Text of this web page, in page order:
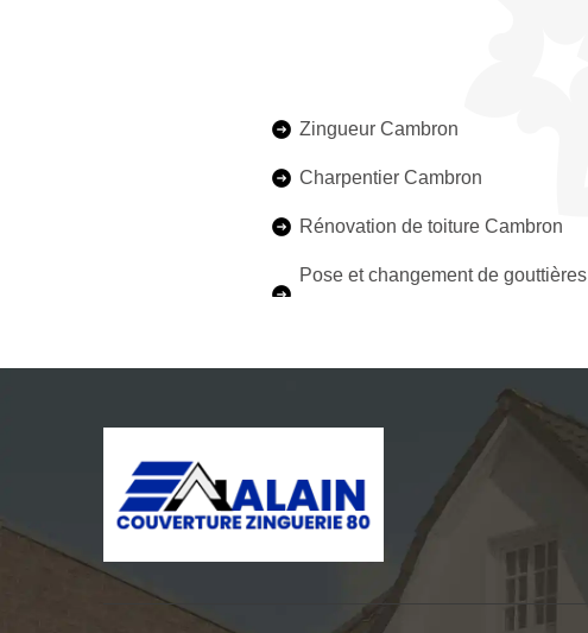
Zingueur Cambron
Charpentier Cambron
Rénovation de toiture Cambron
Pose et changement de gouttières